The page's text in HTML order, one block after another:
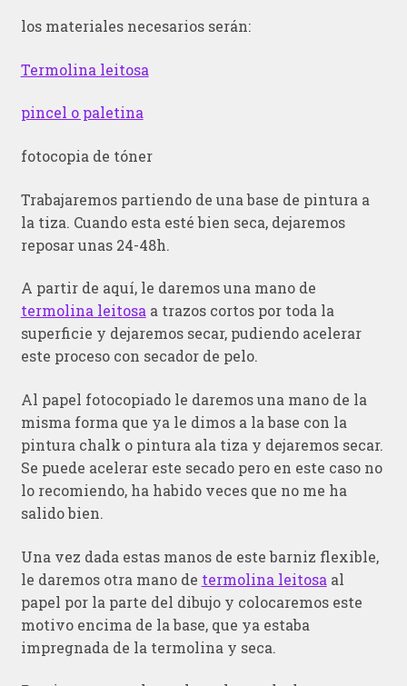
los materiales necesarios serán:
Termolina leitosa
pincel o paletina
fotocopia de tóner
Trabajaremos partiendo de una base de pintura a
la tiza. Cuando esta esté bien seca, dejaremos
reposar unas 24-48h.
A partir de aquí, le daremos una mano de
termolina leitosaa trazos cortos por toda la
superficie y dejaremos secar, pudiendo acelerar
este proceso con secador de pelo.
Al papel fotocopiado le daremos una mano de la
misma forma que ya le dimos a la base con la
pintura chalk o pintura ala tiza y dejaremos secar.
Se puede acelerar este secado pero en este caso no
lo recomiendo, ha habido veces que no me ha
salido bien.
Una vez dada estas manos de este barniz flexible,
le daremos otra mano de termolina leitosa al
papel por la parte del dibujo y colocaremos este
motivo encima de la base, que ya estaba
impregnada de la termolina y seca.